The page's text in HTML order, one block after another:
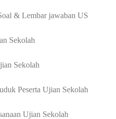
& Lembar jawaban US
Sekolah
Sekolah
Peserta Ujian Sekolah
Ujian Sekolah